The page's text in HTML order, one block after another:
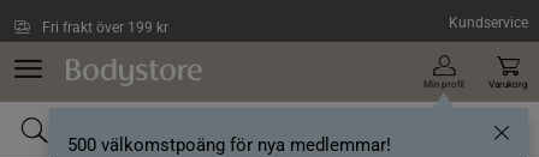
Fri frakt över 199 kr Kundservice
Min profil
500 välkomstpoäng för nya medlemmar!
Varukorg